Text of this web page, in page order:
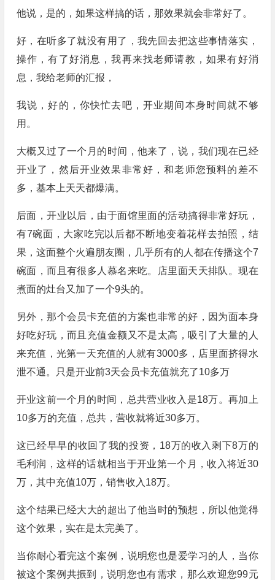
他说，是的，如果这样搞的话，那效果就会非常好了。
好，在听多了就没有用了，我先回去把这些事情落实，
操作，有了好消息，我再来找老师请教，如果有好消
息，我给老师的汇报，
我说，好的，你快忙去吧，开业期间本身时间就不够
用。
大概又过了一个月的时间，他来了，说，我们现在已经
开业了，然后开业效果非常好，和老师您预料的差不
多，基本上天天都爆满。
后面，开业以后，由于面馆里面的活动搞得非常好玩，
有7碗面，大家吃完以后都不断地变着花样去拍照，结
果，这面整个火遍朋友圈，几乎所有的人都在传播这个7
碗面，而且有很多人慕名来吃。店里面天天排队。现在
煮面的灶台又加了一个9头的。
另外，那个会员卡充值的方案也非常的好，因为面本身
好吃好玩，而且充值金额又不是太高，吸引了大量的人
来充值，光第一天充值的人就有3000多，店里面挤得水
泄不通。只是开业前3天会员卡充值就充了10多万
开业这前一个月的时间，总共营业收入是18万。再加上
10多万的充值，总共，营收就将近30多万。
这已经早早的收回了我的投资，18万的收入剩下8万的
毛利润，这样的话就相当于开业第一个月，收入将近30
万，其中充值10万，销售收入18万。
这个结果已经大大的超出了他当时的预想，所以他觉得
这个效果，实在是太完美了。
当你耐心看完这个案例，说明您也是爱学习的人，当你
被这个案例共振到，说明您也有需求，那么欢迎您99元